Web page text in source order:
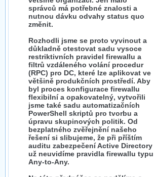
správců má potřebné znalosti a
nutnou dávku odvahy status quo
změnit.
Rozhodli jsme se proto vyvinout a
důkladně otestovat sadu vysoce
restriktivních pravidel firewallu a
filtrů vzdáleného volání procedur
(RPC) pro DC, které lze aplikovat ve
většině produkčních prostředí. Aby
byl proces konfigurace firewallu
flexibilní a opakovatelný, vytvořili
jsme také sadu automatizačních
PowerShell skriptů pro tvorbu a
úpravu skupinových politik. Od
bezplatného zvěřejnění našeho
řešení si slibujeme, že při příštím
auditu zabezpečení Active Directory
už neuvidíme pravidla firewallu typu
Any-to-Any.